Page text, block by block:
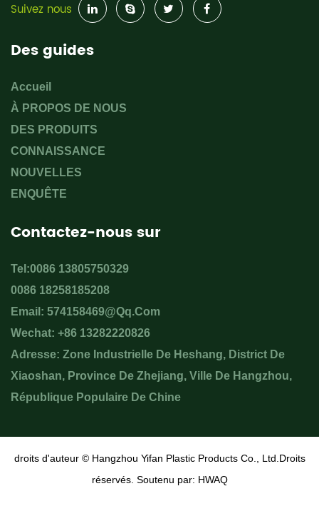
Suivez nous
Des guides
Accueil
À PROPOS DE NOUS
DES PRODUITS
CONNAISSANCE
NOUVELLES
ENQUÊTE
Contactez-nous sur
Tel:0086 13805750329
0086 18258185208
Email: 574158469@qq.com
Wechat: +86 13282220826
Adresse: Zone Industrielle De Heshang, District De
Xiaoshan, Province De Zhejiang, Ville De Hangzhou,
République Populaire De Chine
droits d'auteur © Hangzhou Yifan Plastic Products Co., Ltd.Droits
réservés. Soutenu par: HWAQ